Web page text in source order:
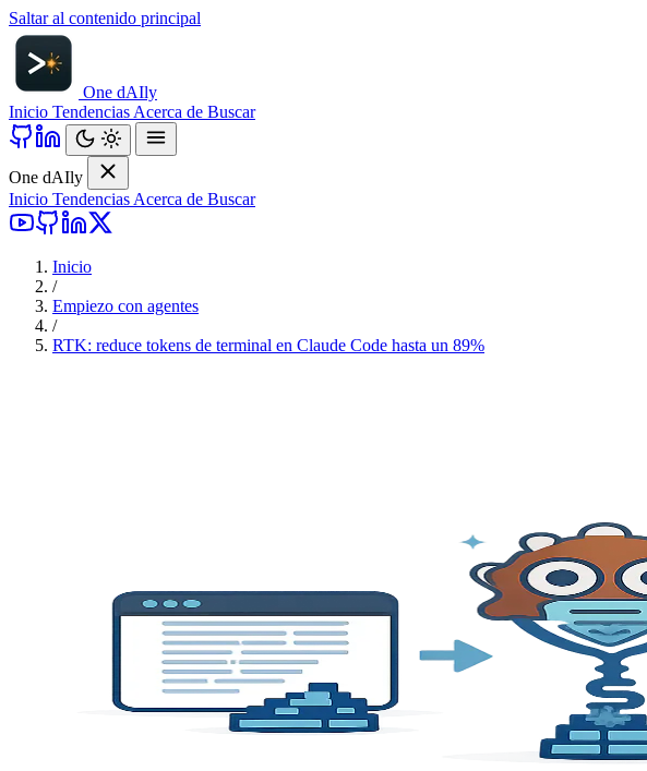
Saltar al contenido principal
One dAIly
Inicio Tendencias Acerca de Buscar
One dAIly
Inicio Tendencias Acerca de Buscar
Inicio
/
Empiezo con agentes
/
RTK: reduce tokens de terminal en Claude Code hasta un 89%